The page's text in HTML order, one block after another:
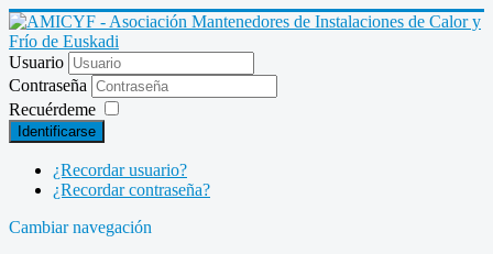
Usuario
Contraseña
Recuérdeme
Identificarse
¿Recordar usuario?
¿Recordar contraseña?
Cambiar navegación